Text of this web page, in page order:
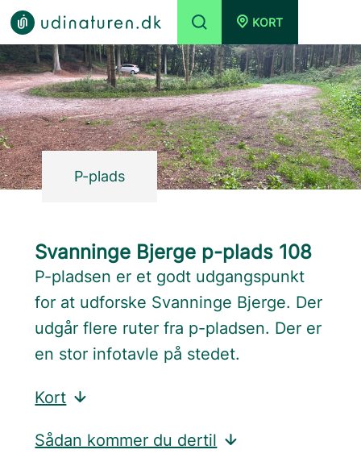
KORT
P-plads
Svanninge Bjerge p-plads 108
P-pladsen er et godt udgangspunkt
for at udforske Svanninge Bjerge. Der
udgår flere ruter fra p-pladsen. Der er
en stor infotavle på stedet.
Kort
Sådan kommer du dertil